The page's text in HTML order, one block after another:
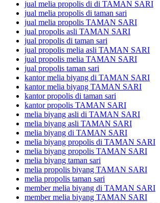
jual melia propolis di di TAMAN SARI
jual melia propolis di taman sari
jual melia propolis TAMAN SARI
jual propolis asli TAMAN SARI
jual propolis di taman sari
jual propolis melia asli TAMAN SARI
jual propolis melia TAMAN SARI
jual propolis taman sari
kantor melia biyang di TAMAN SARI
kantor melia biyang TAMAN SARI
kantor propolis di taman sari
kantor propolis TAMAN SARI
melia biyang asli di TAMAN SARI
melia biyang asli TAMAN SARI
melia biyang di TAMAN SARI
melia biyang propolis di TAMAN SARI
melia biyang propolis TAMAN SARI
melia biyang taman sari
melia propolis biyang TAMAN SARI
melia propolis taman sari
member melia biyang di TAMAN SARI
member melia biyang TAMAN SARI